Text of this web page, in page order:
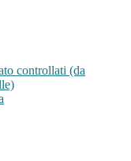
controllati (da